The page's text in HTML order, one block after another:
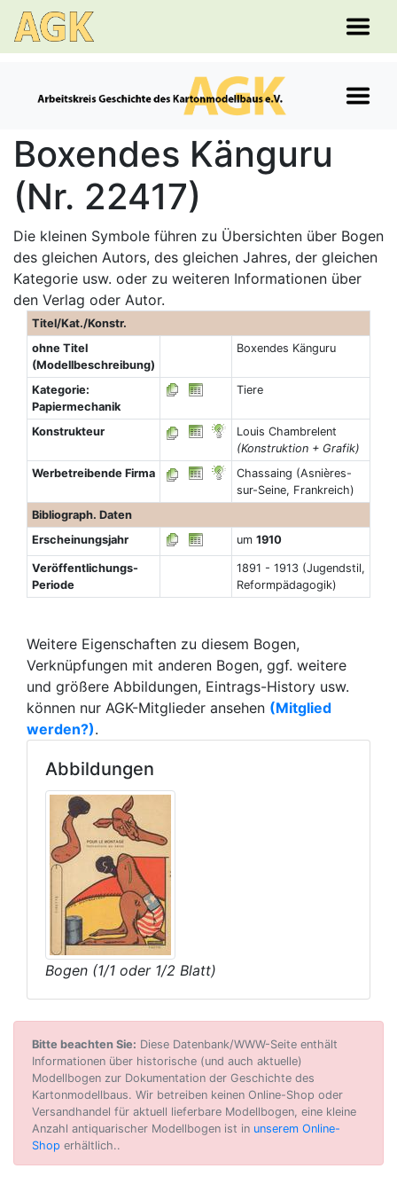
Boxendes Känguru
(Nr. 22417)
Die kleinen Symbole führen zu Übersichten über Bogen
des gleichen Autors, des gleichen Jahres, der gleichen
Kategorie usw. oder zu weiteren Informationen über
den Verlag oder Autor.
Titel/Kat./Konstr.
ohne Titel
(Modellbeschreibung)
Boxendes Känguru
Kategorie:
Papiermechanik
Tiere
Konstrukteur
Louis Chambrelent
(Konstruktion + Grafik)
Werbetreibende Firma
Chassaing (Asnières-
sur-Seine, Frankreich)
Bibliograph. Daten
Erscheinungsjahr
um 1910
Veröffentlichungs-
Periode
1891 - 1913 (Jugendstil,
Reformpädagogik)
Weitere Eigenschaften zu diesem Bogen,
Verknüpfungen mit anderen Bogen, ggf. weitere
und größere Abbildungen, Eintrags-History usw.
können nur AGK-Mitglieder ansehen (Mitglied
werden?).
Abbildungen
Bogen (1/1 oder 1/2 Blatt)
Bitte beachten Sie: Diese Datenbank/WWW-Seite enthält
Informationen über historische (und auch aktuelle)
Modellbogen zur Dokumentation der Geschichte des
Kartonmodellbaus. Wir betreiben keinen Online-Shop oder
Versandhandel für aktuell lieferbare Modellbogen, eine kleine
Anzahl antiquarischer Modellbogen ist in unserem Online-
Shop erhältlich..